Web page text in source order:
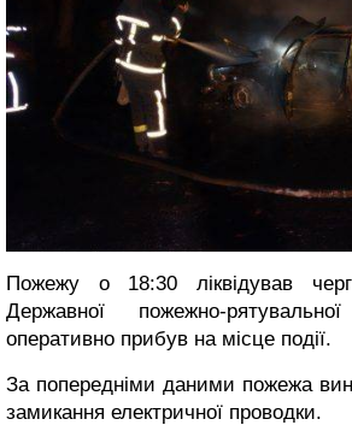
Пожежу о 18:30 ліквідував
Державної пожежно-
оперативно прибув на місце події.
За попередніми даними пожежа
замикання електричної проводки.